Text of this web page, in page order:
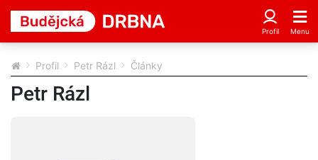
Profil Petr Rázl Články
Petr Rázl